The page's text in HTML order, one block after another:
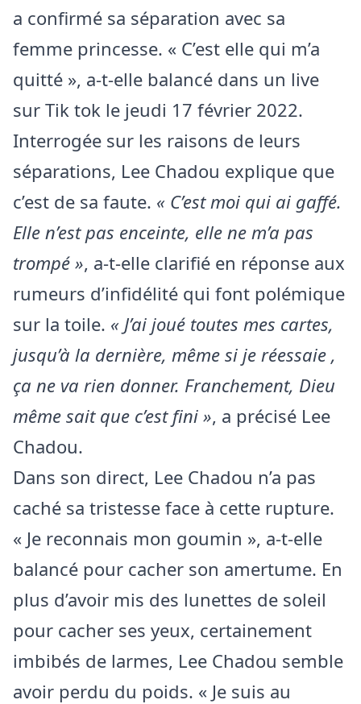
a confirmé sa séparation avec sa
femme princesse. « C’est elle qui m’a
quitté », a-t-elle balancé dans un live
sur Tik tok le jeudi 17 février 2022.
Interrogée sur les raisons de leurs
séparations, Lee Chadou explique que
c’est de sa faute. « C’est moi qui ai gaffé.
Elle n’est pas enceinte, elle ne m’a pas
trompé », a-t-elle clarifié en réponse aux
rumeurs d’infidélité qui font polémique
sur la toile. « J’ai joué toutes mes cartes,
jusqu’à la dernière, même si je réessaie ,
ça ne va rien donner. Franchement, Dieu
même sait que c’est fini », a précisé Lee
Chadou.
Dans son direct, Lee Chadou n’a pas
caché sa tristesse face à cette rupture.
« Je reconnais mon goumin », a-t-elle
balancé pour cacher son amertume. En
plus d’avoir mis des lunettes de soleil
pour cacher ses yeux, certainement
imbibés de larmes, Lee Chadou semble
avoir perdu du poids. « Je suis au